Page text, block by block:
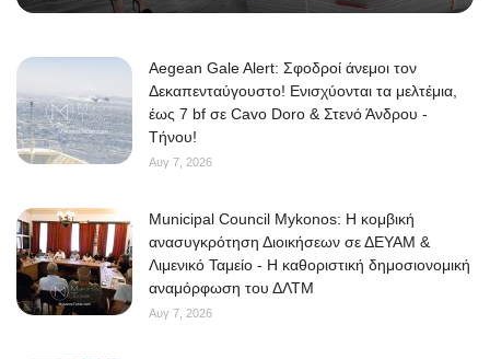
Aegean Gale Alert: Σφοδροί άνεμοι τον
Δεκαπενταύγουστο! Ενισχύονται τα μελτέμια,
έως 7 bf σε Cavo Doro & Στενό Άνδρου -
Τήνου!
Αυγ 7, 2026
Municipal Council Mykonos: Η κομβική
ανασυγκρότηση Διοικήσεων σε ΔΕΥΑΜ &
Λιμενικό Ταμείο - Η καθοριστική δημοσιονομική
αναμόρφωση του ΔΛΤΜ
Αυγ 7, 2026